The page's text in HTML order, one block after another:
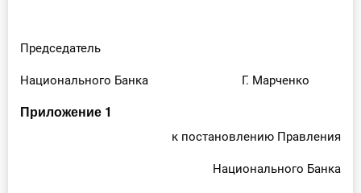
Председатель
Национального Банка Г. Марченко
Приложение 1
к постановлению Правления
Национального Банка